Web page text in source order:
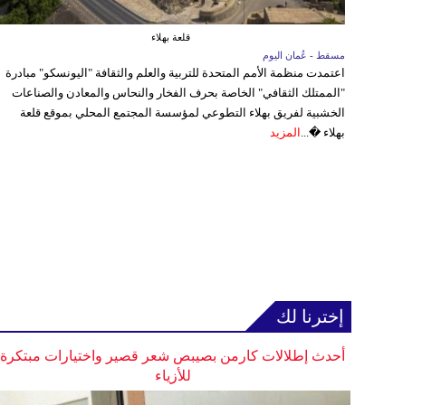
قلعة بهلاء
مسقط - عُمان اليوم
اعتمدت منظمة الأمم المتحدة للتربية والعلم والثقافة "اليونسكو" مبادرة
"الممتلك الثقافي" الخاصة بحرف الفخار والنحاس والمعادن والصناعات
الخشبية لفريق بهلاء التطوعي لمؤسسة المجتمع المحلي بموقع قلعة
بهلاء �... المزيد
إخترنا لك
أحدث إطلالات كارمن بصيبص شعر قصير واختيارات مبتكرة
للأزياء